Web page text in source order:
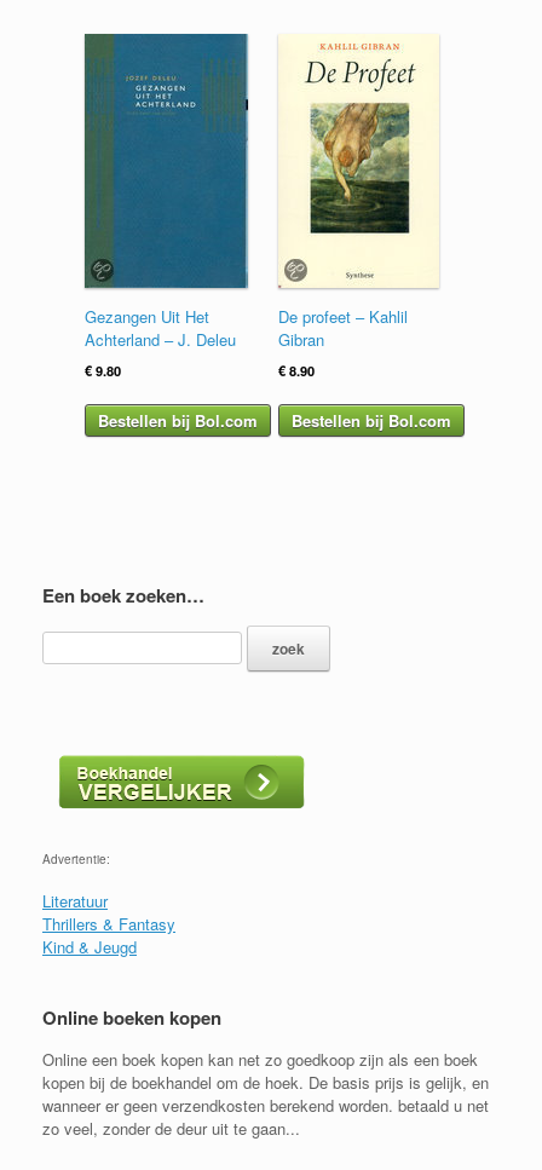
Gezangen Uit Het
Achterland – J. Deleu
€9.80
Bestellen bij Bol.com
De profeet – Kahlil
Gibran
€8.90
Bestellen bij Bol.com
Een boek zoeken…
Advertentie:
Literatuur
Thrillers & Fantasy
Kind & Jeugd
Online boeken kopen
Online een boek kopen kan net zo goedkoop zijn als een boek
kopen bij de boekhandel om de hoek. De basis prijs is gelijk, en
wanneer er geen verzendkosten berekend worden. betaald u net
zo veel, zonder de deur uit te gaan...